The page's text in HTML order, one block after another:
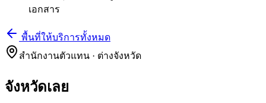
เอกสาร
พื้นที่ให้บริการทั้งหมด
สำนักงานตัวแทน · ต่างจังหวัด
จังหวัดเลย